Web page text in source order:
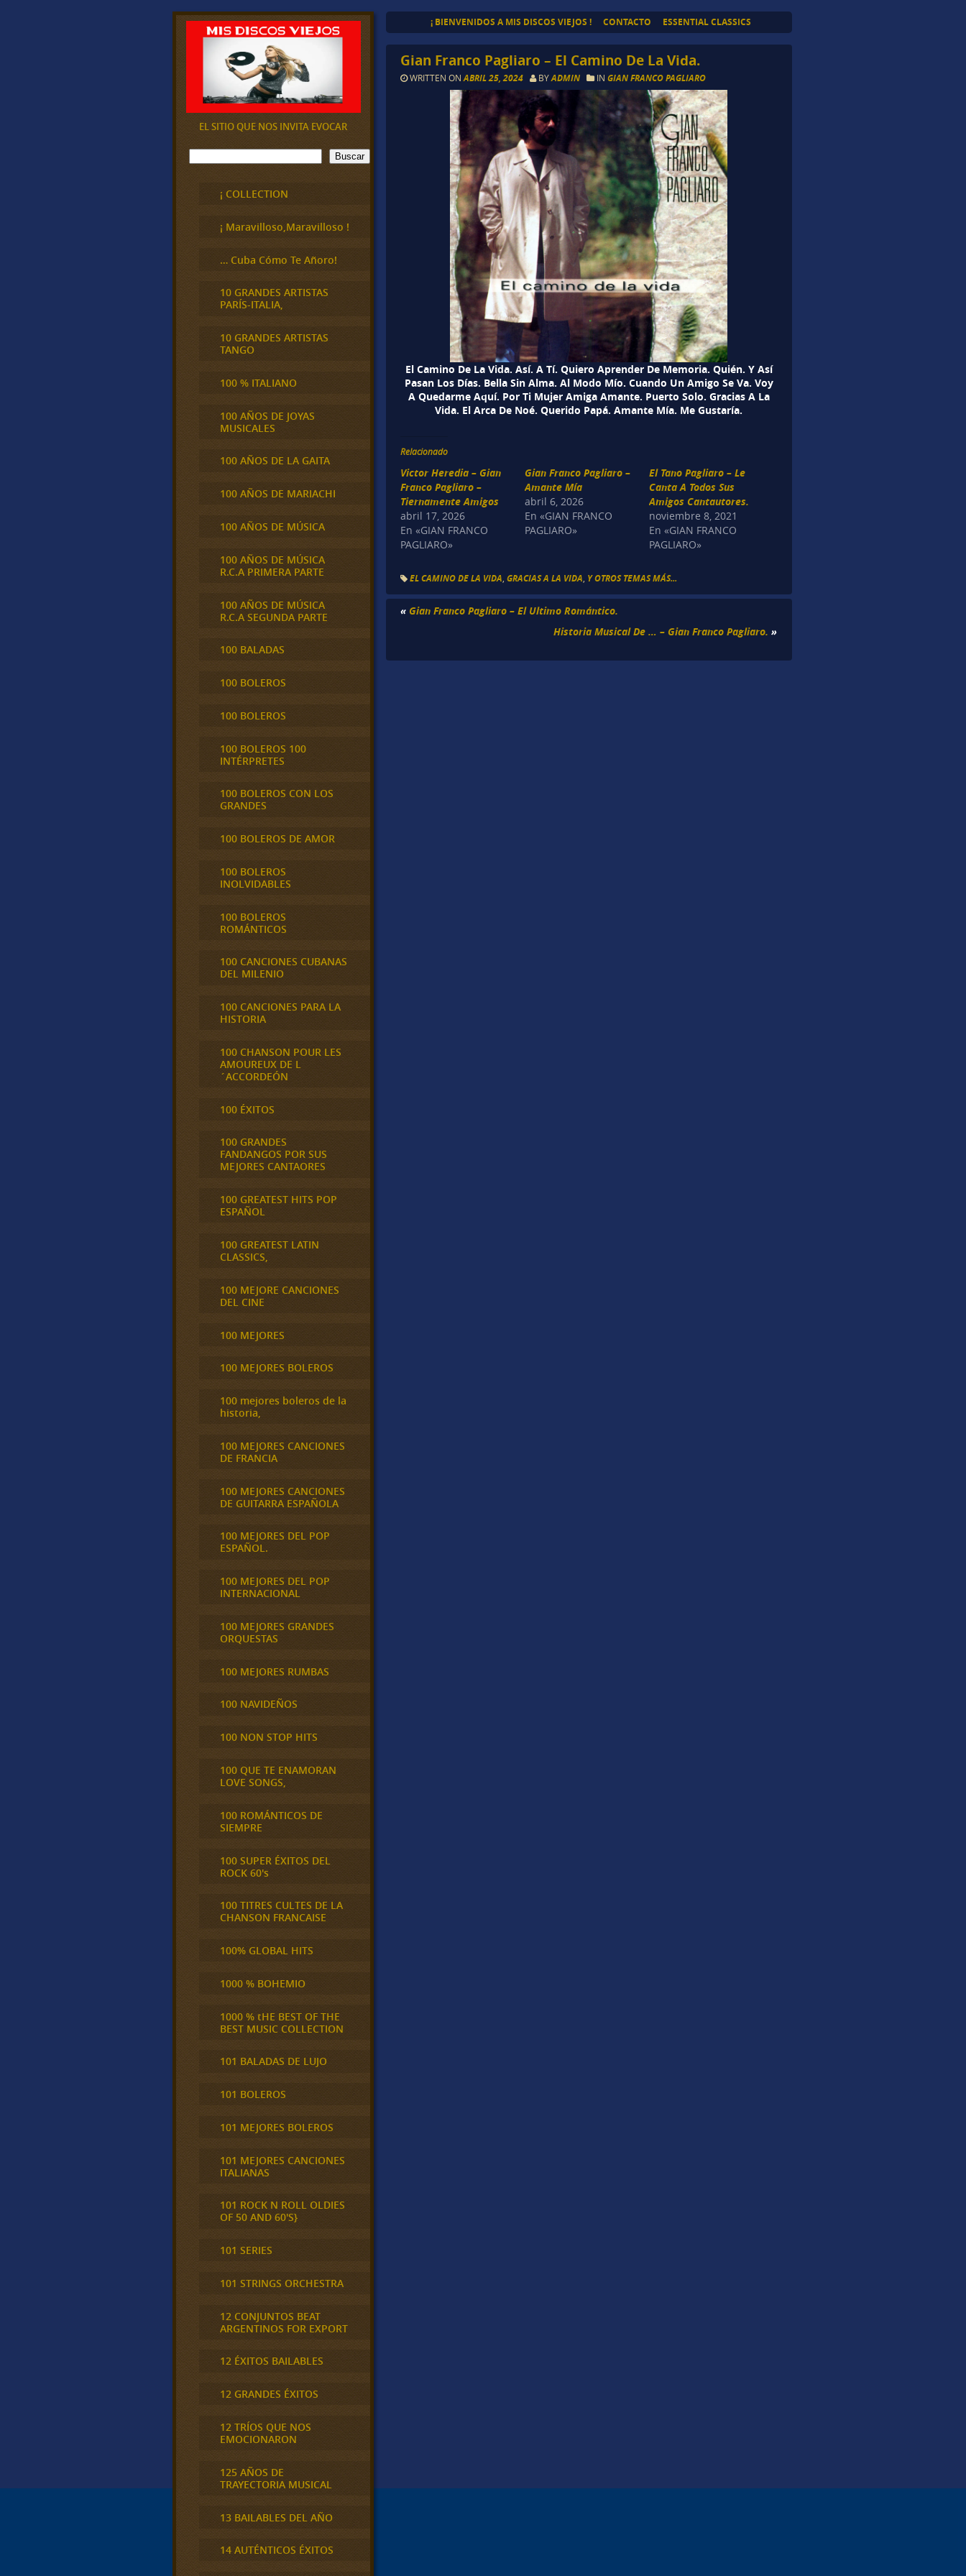
¡ BIENVENIDOS A MIS DISCOS VIEJOS ! CONTACTO ESSENTIAL CLASSICS
Gian Franco Pagliaro – El Camino De La Vida.
WRITTEN ONABRIL 25, 2024 BYADMIN INGIAN FRANCO PAGLIARO
El Camino De La Vida. Así. A Tí. Quiero Aprender De Memoria. Quién. Y Así
Pasan Los Días. Bella Sin Alma. Al Modo Mío. Cuando Un Amigo Se Va. Voy
A Quedarme Aquí. Por Ti Mujer Amiga Amante. Puerto Solo. Gracias A La
Vida. El Arca De Noé. Querido Papá. Amante Mía. Me Gustaría.
Relacionado
Victor Heredia – Gian
Franco Pagliaro –
Tiernamente Amigos
abril 17, 2026
En «GIAN FRANCO
PAGLIARO»
Gian Franco Pagliaro –
Amante Mía
abril 6, 2026
En «GIAN FRANCO
PAGLIARO»
El Tano Pagliaro – Le
Canta A Todos Sus
Amigos Cantautores.
noviembre 8, 2021
En «GIAN FRANCO
PAGLIARO»
EL CAMINO DE LA VIDA ,GRACIAS A LA VIDA Y OTROS TEMAS MÁS...
« Gian Franco Pagliaro – El Ultimo Romántico.
Historia Musical De … – Gian Franco Pagliaro. »
EL SITIO QUE NOS INVITA EVOCAR
B
u
Buscar
¡ COLLECTION
¡ Maravilloso,Maravilloso !
… Cuba Cómo Te Añoro!
10 GRANDES ARTISTAS
PARÍS-ITALIA,
10 GRANDES ARTISTAS
TANGO
100 % ITALIANO
100 AÑOS DE JOYAS
MUSICALES
100 AÑOS DE LA GAITA
100 AÑOS DE MARIACHI
100 AÑOS DE MÚSICA
100 AÑOS DE MÚSICA
R.C.A PRIMERA PARTE
100 AÑOS DE MÚSICA
R.C.A SEGUNDA PARTE
100 BALADAS
100 BOLEROS
100 BOLEROS
100 BOLEROS 100
INTÉRPRETES
100 BOLEROS CON LOS
GRANDES
100 BOLEROS DE AMOR
100 BOLEROS
INOLVIDABLES
100 BOLEROS
ROMÁNTICOS
100 CANCIONES CUBANAS
DEL MILENIO
100 CANCIONES PARA LA
HISTORIA
100 CHANSON POUR LES
AMOUREUX DE L
´ACCORDEÓN
100 ÉXITOS
100 GRANDES
FANDANGOS POR SUS
MEJORES CANTAORES
100 GREATEST HITS POP
ESPAÑOL
100 GREATEST LATIN
CLASSICS,
100 MEJORE CANCIONES
DEL CINE
100 MEJORES
100 MEJORES BOLEROS
100 mejores boleros de la
historia,
100 MEJORES CANCIONES
DE FRANCIA
100 MEJORES CANCIONES
DE GUITARRA ESPAÑOLA
100 MEJORES DEL POP
ESPAÑOL.
100 MEJORES DEL POP
INTERNACIONAL
100 MEJORES GRANDES
ORQUESTAS
100 MEJORES RUMBAS
100 NAVIDEÑOS
100 NON STOP HITS
100 QUE TE ENAMORAN
LOVE SONGS,
100 ROMÁNTICOS DE
SIEMPRE
100 SUPER ÉXITOS DEL
ROCK 60's
100 TITRES CULTES DE LA
CHANSON FRANCAISE
100% GLOBAL HITS
1000 % BOHEMIO
1000 % tHE BEST OF THE
BEST MUSIC COLLECTION
101 BALADAS DE LUJO
101 BOLEROS
101 MEJORES BOLEROS
101 MEJORES CANCIONES
ITALIANAS
101 ROCK N ROLL OLDIES
OF 50 AND 60'S}
101 SERIES
101 STRINGS ORCHESTRA
12 CONJUNTOS BEAT
ARGENTINOS FOR EXPORT
12 ÉXITOS BAILABLES
12 GRANDES ÉXITOS
12 TRÍOS QUE NOS
EMOCIONARON
125 AÑOS DE
TRAYECTORIA MUSICAL
13 BAILABLES DEL AÑO
14 AUTÉNTICOS ÉXITOS